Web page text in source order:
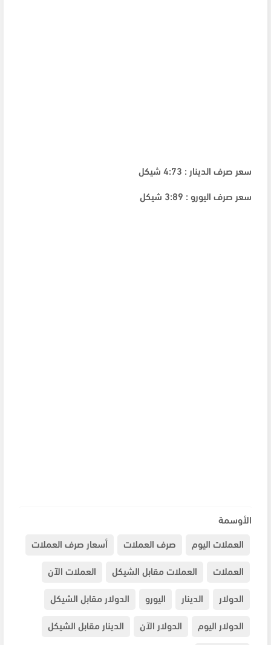
سعر صرف الدينار : 4:73 شيكل
سعر صرف اليورو : 3:89 شيكل
الأوسمة
العملات اليوم
صرف العملات
أسعار صرف العملات
العملات
العملات مقابل الشيكل
العملات الآن
الدولار
الدينار اليورو
الدولار مقابل الشيكل
الدولار اليوم
الدولار الآن الدينار مقابل الشيكل